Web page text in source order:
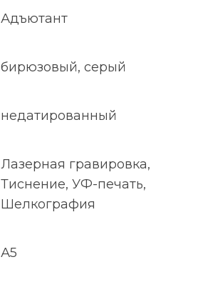
Адъютант
бирюзовый, серый
недатированный
Лазерная гравировка,
Тиснение, УФ-печать,
Шелкография
А5